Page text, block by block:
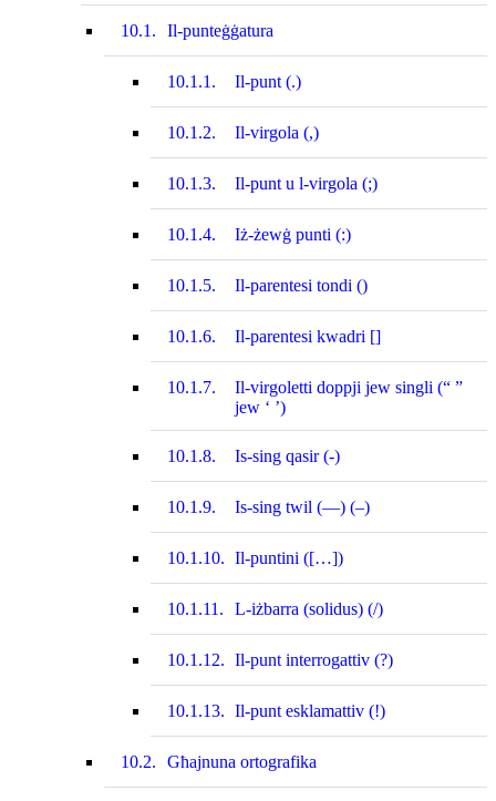
10.1. Il-punteġġatura
10.1.1. Il-punt (.)
10.1.2. Il-virgola (,)
10.1.3. Il-punt u l‑virgola (;)
10.1.4. Iż-żewġ punti (:)
10.1.5. Il-parentesi tondi ()
10.1.6. Il-parentesi kwadri []
10.1.7.
Il-virgoletti doppji jew singli (“ ”
jew ‘ ’)
10.1.8. Is-sing qasir (-)
10.1.9. Is-sing twil (—) (–)
10.1.10. Il-puntini ([…])
10.1.11. L-iżbarra (solidus) (/)
10.1.12. Il-punt interrogattiv (?)
10.1.13. Il-punt esklamattiv (!)
10.2. Għajnuna ortografika